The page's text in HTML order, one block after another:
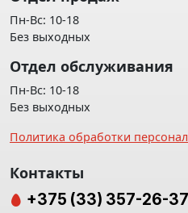
Пн-Вс: 10-18
Без выходных
Отдел обслуживания
Пн-Вс: 10-18
Без выходных
Политика обработки
Контакты
+375 (33) 357-26-37